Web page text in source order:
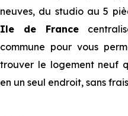
neuves, du studio au 5
Ile de France
commune pour vous
trouver le logement neuf
en un seul endroit, sans